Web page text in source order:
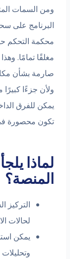
ومن السمات
البرنامج على
محكمة التحكم
مغلقًا تمامًا.
صارمة بشأن
ولأن جزءًا كبيرًا
يمكن للفرق
تكون محصورة
لماذا
المنصة؟
التركيز
لحالات
يمكن